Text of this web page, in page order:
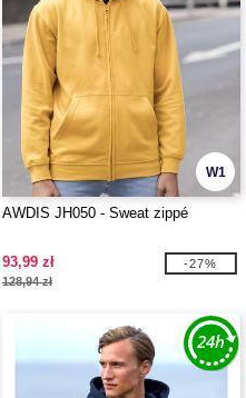
W1
AWDIS JH050 - Sweat zippé
93,99 zł
128,94 zł
-27%